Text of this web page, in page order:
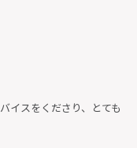
イスをくださり、とても